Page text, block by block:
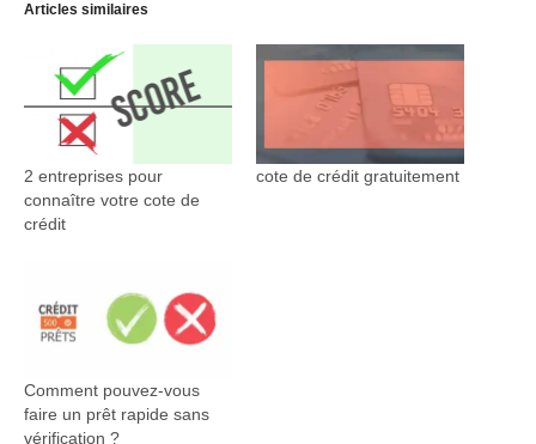
Articles similaires
2 entreprises pour
connaître votre cote de
crédit
cote de crédit gratuitement
Comment pouvez-vous
faire un prêt rapide sans
vérification ?